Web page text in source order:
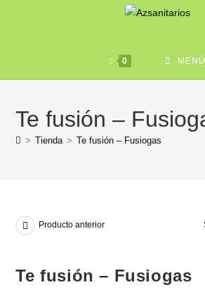
0 MENÚ
Te fusión –
> Tienda > Te fusión – Fusiogas
Producto anterior
Te fusión – Fusiogas